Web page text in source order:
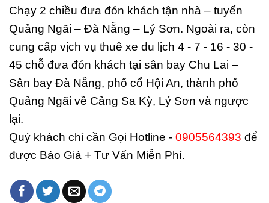
Chạy 2 chiều đưa đón khách tận nhà – tuyến
Quảng Ngãi – Đà Nẵng – Lý Sơn. Ngoài ra, còn
cung cấp vịch vụ thuê xe du lịch 4 - 7 - 16 - 30 -
45 chỗ đưa đón khách tại sân bay Chu Lai –
Sân bay Đà Nẵng, phố cổ Hội An, thành phố
Quảng Ngãi về Cảng Sa Kỳ, Lý Sơn và ngược
lại.
Quý khách chỉ cần Gọi Hotline - 0905564393 để
được Báo Giá + Tư Vấn Miễn Phí.